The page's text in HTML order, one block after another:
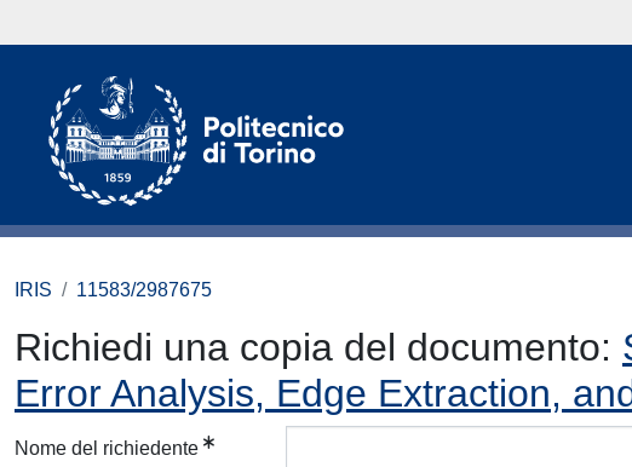
IRIS 11583/2987675
Richiedi una copia del documento:
Error Analysis, Edge Extraction,
Nome del richiedente